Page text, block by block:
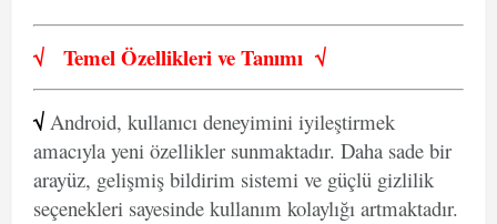
√ Temel Özellikleri veTanımı √
√ Android, kullanıcı deneyimini iyileştirmek
amacıyla yeni özellikler sunmaktadır. Daha sade bir
arayüz, gelişmiş bildirim sistemi ve güçlü gizlilik
seçenekleri sayesinde kullanım kolaylığı artmaktadır.